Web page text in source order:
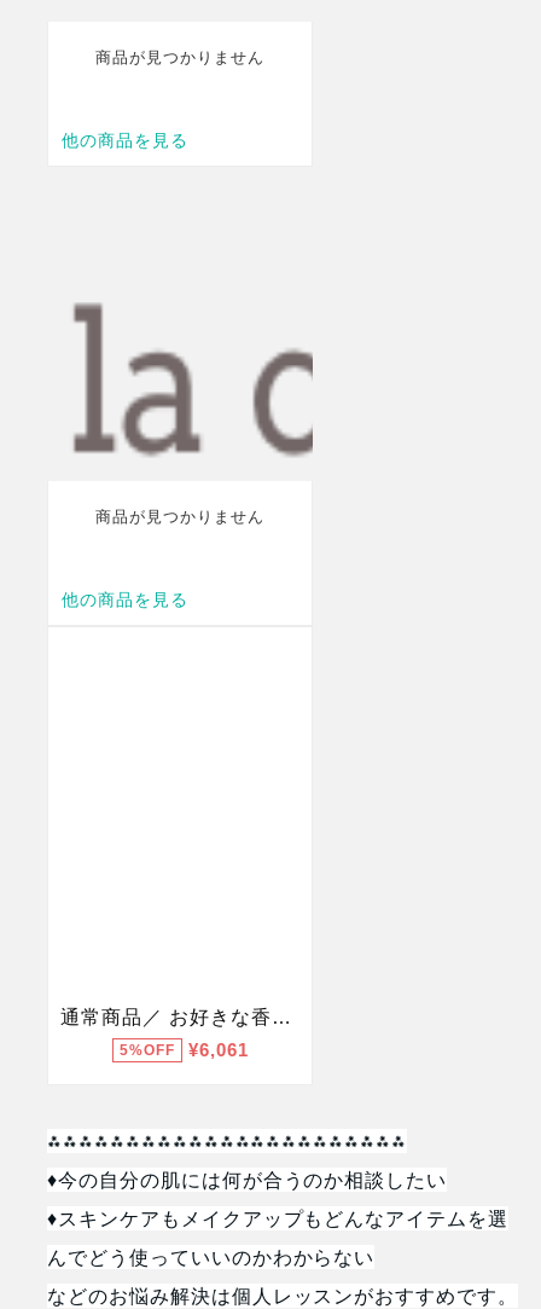
⁂⁂⁂⁂⁂⁂⁂⁂⁂⁂⁂⁂⁂⁂⁂⁂⁂⁂⁂⁂⁂⁂⁂
♦︎今の自分の肌には何が合うのか相談したい
♦︎スキンケアもメイクアップもどんなアイテムを選
んでどう使っていいのかわからない
などのお悩み解決は個人レッスンがおすすめです。